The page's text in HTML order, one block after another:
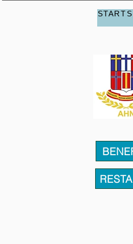
START